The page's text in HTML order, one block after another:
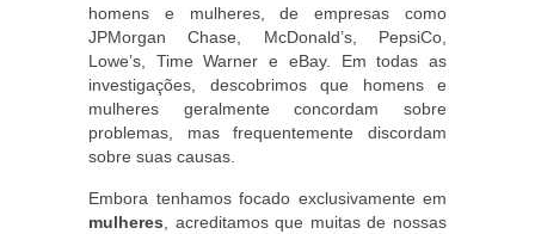
homens e mulheres, de empresas como
JPMorgan Chase, McDonald’s, PepsiCo,
Lowe’s, Time Warner e eBay. Em todas as
investigações, descobrimos que homens e
mulheres geralmente concordam sobre
problemas, mas frequentemente discordam
sobre suas causas.
Embora tenhamos focado exclusivamente em
mulheres , acreditamos que muitas de nossas